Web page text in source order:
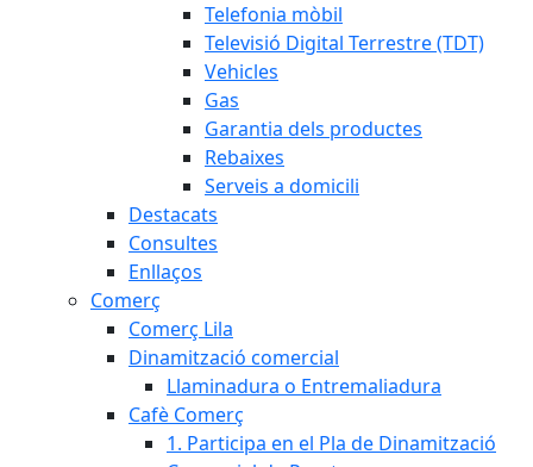
Telefonia mòbil
Televisió Digital Terrestre (TDT)
Vehicles
Gas
Garantia dels productes
Rebaixes
Serveis a domicili
Destacats
Consultes
Enllaços
Comerç
Comerç Lila
Dinamització comercial
Llaminadura o Entremaliadura
Cafè Comerç
1. Participa en el Pla de Dinamització